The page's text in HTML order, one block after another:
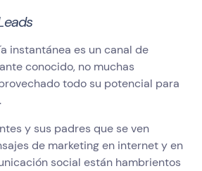
instantánea es un canal de
conocido, no muchas
todo su potencial para
y sus padres que se ven
de marketing en internet y en
social están hambrientos